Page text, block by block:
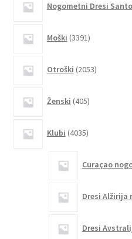
Nogometni Dresi
Moški 3391izdelkov
Otroški 2053izdelkov
Ženski 405izdelkov
Klubi 4035izdelkov
Curaçao
Dresi Alžirija
Dresi